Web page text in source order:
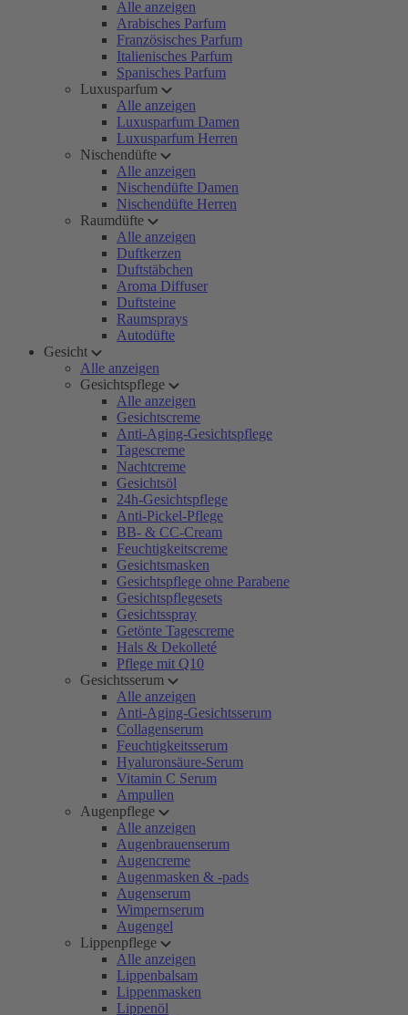
Alle anzeigen
Arabisches Parfum
Französisches Parfum
Italienisches Parfum
Spanisches Parfum
Luxusparfum
Alle anzeigen
Luxusparfum Damen
Luxusparfum Herren
Nischendüfte
Alle anzeigen
Nischendüfte Damen
Nischendüfte Herren
Raumdüfte
Alle anzeigen
Duftkerzen
Duftstäbchen
Aroma Diffuser
Duftsteine
Raumsprays
Autodüfte
Gesicht
Alle anzeigen
Gesichtspflege
Alle anzeigen
Gesichtscreme
Anti-Aging-Gesichtspflege
Tagescreme
Nachtcreme
Gesichtsöl
24h-Gesichtspflege
Anti-Pickel-Pflege
BB- & CC-Cream
Feuchtigkeitscreme
Gesichtsmasken
Gesichtspflege ohne Parabene
Gesichtspflegesets
Gesichtsspray
Getönte Tagescreme
Hals & Dekolleté
Pflege mit Q10
Gesichtsserum
Alle anzeigen
Anti-Aging-Gesichtsserum
Collagenserum
Feuchtigkeitsserum
Hyaluronsäure-Serum
Vitamin C Serum
Ampullen
Augenpflege
Alle anzeigen
Augenbrauenserum
Augencreme
Augenmasken & -pads
Augenserum
Wimpernserum
Augengel
Lippenpflege
Alle anzeigen
Lippenbalsam
Lippenmasken
Lippenöl